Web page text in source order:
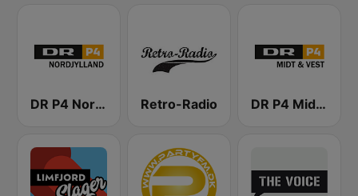
DR P4 Nordjylland Retro-Radio DR P4 Midt & Vest